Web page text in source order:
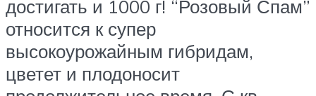
достигать и 1000 г! “Розовый Спам”
относится к супер
высокоурожайным гибридам,
цветет и плодоносит